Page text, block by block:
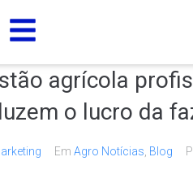
agrícola
o lucro da
Em Agro Notícias Blog